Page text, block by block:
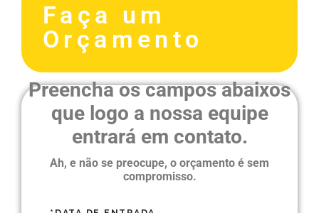
Faça um
Orçamento
Preencha os campos abaixos
que logo a nossa equipe
entrará em contato.
Ah, e não se preocupe, o orçamento é sem
compromisso.